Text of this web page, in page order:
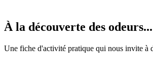
À la découverte des odeurs...
Une fiche d'activité pratique qui nous invite à